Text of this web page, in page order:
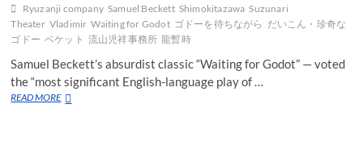
ナ
リ
で
幕
Ryuzanji company Samuel Beckett Shimokitazawa Suzunari
Theater Vladimir Waiting for Godot ゴドーを待ちながら だいこん・珍奇な
ゴドー ベケット 流山児祥事務所 龍暫時
Samuel Beckett’s absurdist classic “Waiting for Godot” — voted
the “most significant English-language play of …
READ MORE“Daikon